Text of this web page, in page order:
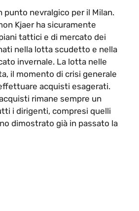
punto nevralgico per il Milan.
Kjaer ha sicuramente
tattici e di mercato dei
nella lotta scudetto e nella
invernale. La lotta nelle
il momento di crisi generale
acquisti esagerati.
rimane sempre un
i dirigenti, compresi quelli
dimostrato già in passato la